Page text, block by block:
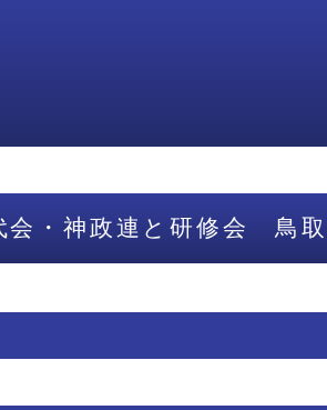
会・神政連と研修会 鳥